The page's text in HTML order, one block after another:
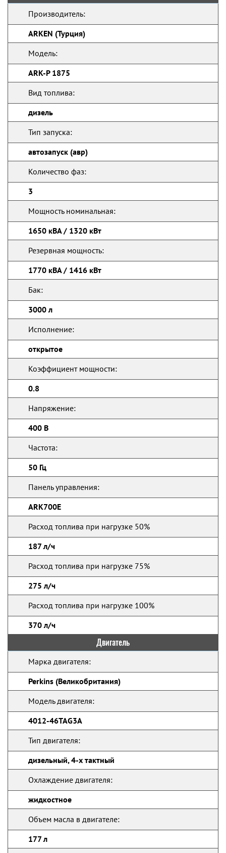
Производитель:
ARKEN (Турция)
Модель:
ARK-P 1875
Вид топлива:
дизель
Тип запуска:
автозапуск (авр)
Количество фаз:
3
Мощность номинальная:
1650 кВА / 1320 кВт
Резервная мощность:
1770 кВА / 1416 кВт
Бак:
3000 л
Исполнение:
открытое
Коэффициент мощности:
0.8
Напряжение:
400 В
Частота:
50 Гц
Панель управления:
ARK700E
Расход топлива при нагрузке 50%
187 л/ч
Расход топлива при нагрузке 75%
275 л/ч
Расход топлива при нагрузке 100%
370 л/ч
Двигатель
Марка двигателя:
Perkins (Великобритания)
Модель двигателя:
4012-46TAG3A
Тип двигателя:
дизельный, 4-х тактный
Охлаждение двигателя:
жидкостное
Объем масла в двигателе:
177 л